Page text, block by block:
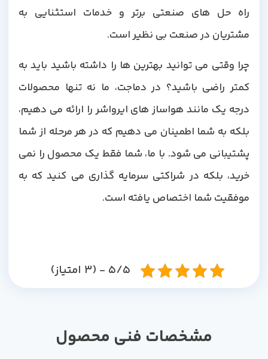
راه حل های صنعتی برتر و خدمات استثنایی به
مشتریان در صنعت بی نظیر است.
چرا وقتی می توانید بهترین ها را داشته باشید باید به
کمتر راضی باشید؟ در دماجت، ما نه تنها محصولات
درجه یک مانند هواساز های ایرواشر را ارائه می دهیم،
بلکه به شما اطمینان می دهیم که در هر مرحله از شما
پشتیبانی می شود. با ما، شما فقط یک محصول را نمی
خرید، بلکه در شراکتی سرمایه گذاری می کنید که به
موفقیت شما اختصاص یافته است.
5/5 - (3 امتیاز)
مشخصات فنی محصول